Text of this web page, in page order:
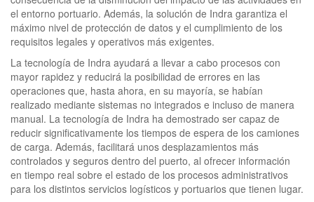
el entorno portuario. Además, la solución de Indra garantiza el
máximo nivel de protección de datos y el cumplimiento de los
requisitos legales y operativos más exigentes.
La tecnología de Indra ayudará a llevar a cabo procesos con
mayor rapidez y reducirá la posibilidad de errores en las
operaciones que, hasta ahora, en su mayoría, se habían
realizado mediante sistemas no integrados e incluso de manera
manual. La tecnología de Indra ha demostrado ser capaz de
reducir significativamente los tiempos de espera de los camiones
de carga. Además, facilitará unos desplazamientos más
controlados y seguros dentro del puerto, al ofrecer información
en tiempo real sobre el estado de los procesos administrativos
para los distintos servicios logísticos y portuarios que tienen lugar.